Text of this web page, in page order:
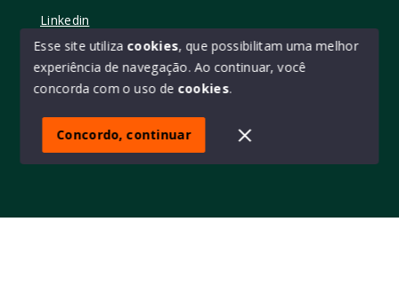
Linkedin
© Copyright 2026 - Elo11 consultoria imobiliária • creci
SITE PARA IMOBILIARIA
Esse site utiliza cookies, que possibilitam uma melhor
experiência de navegação. Ao continuar, você
concorda com o uso de cookies.
Concordo, continuar